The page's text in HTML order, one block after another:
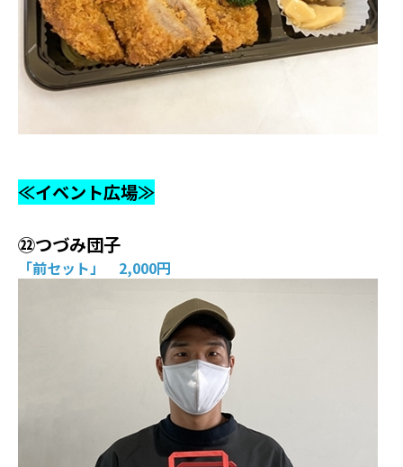
≪イベント広場≫
㉒つづみ団子
「前セット」 2,000円